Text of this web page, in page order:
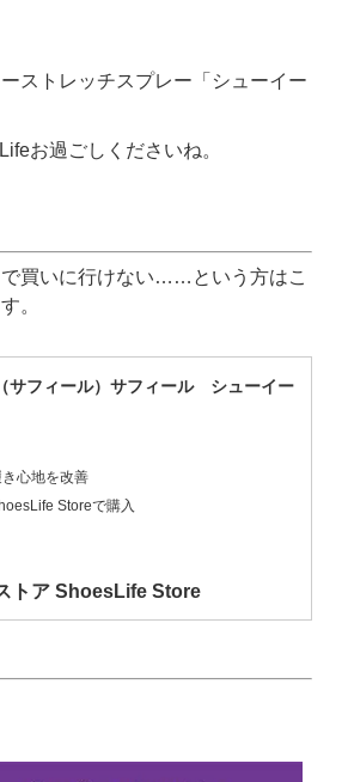
ストレッチスプレー「シューイー
お過ごしくださいね。
買いに行けない……という方はこ
。
サフィール）サフィール シューイー
き心地を改善
Storeで購入
トア ShoesLife Store